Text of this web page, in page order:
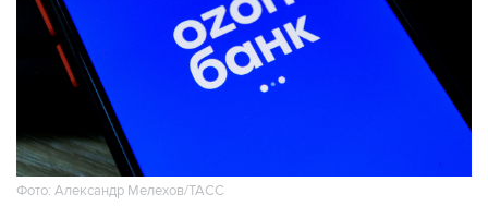
Фото: Александр Мелехов/ТАСС